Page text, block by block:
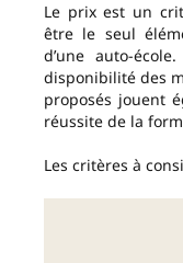
Le prix est un
être le seul
d’une auto-
disponibilité des
proposés jouent
réussite de la
Les critères à